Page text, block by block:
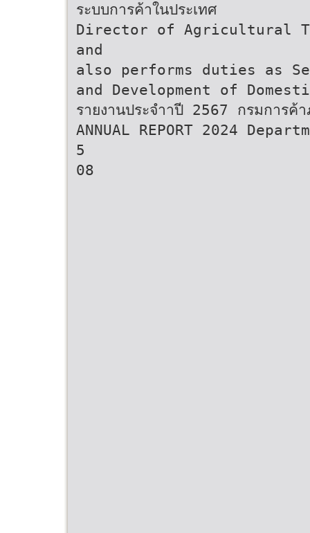
ระบบการค้าในประเทศ
Director of Agricultural
and
also performs duties as
and Development of
รายงานประจําาปี 2567 กรมการค้า
ANNUAL REPORT 2024
5
08